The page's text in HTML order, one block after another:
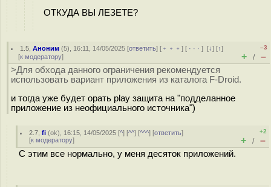
ОТКУДА ВЫ ЛЕЗЕТЕ?
1.5 ,Аноним (5), 16:11, 14/05/2025 [ответить] [ ﹢﹢﹢] [ · · ·][↓] [↑]
[к модератору]
–3
+ / –
>Для обхода данного ограничения рекомендуется
использовать вариант приложения из каталога F-Droid.
и тогда уже будет орать play защита на "подделанное
приложение из неофициального источника")
2.7 ,fi (ok), 16:15, 14/05/2025 [^] [^^] [^^^] [ответить]
[к модератору]
+2
+ / –
С этим все нормально, у меня десяток приложений.